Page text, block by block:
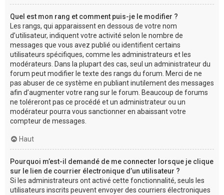
Quel est mon rang et comment puis-je le modifier ?
Les rangs, qui apparaissent en dessous de votre nom
d’utilisateur, indiquent votre activité selon le nombre de
messages que vous avez publié ou identifient certains
utilisateurs spécifiques, comme les administrateurs et les
modérateurs. Dans la plupart des cas, seul un administrateur du
forum peut modifier le texte des rangs du forum. Merci de ne
pas abuser de ce système en publiant inutilement des messages
afin d’augmenter votre rang sur le forum. Beaucoup de forums
ne toléreront pas ce procédé et un administrateur ou un
modérateur pourra vous sanctionner en abaissant votre
compteur de messages.
Haut
Pourquoi m’est-il demandé de me connecter lorsque je clique
sur le lien de courrier électronique d’un utilisateur ?
Si les administrateurs ont activé cette fonctionnalité, seuls les
utilisateurs inscrits peuvent envoyer des courriers électroniques